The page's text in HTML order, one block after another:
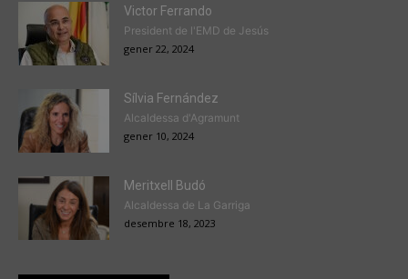
Victor Ferrando
President de l'EMD de Jesús
gener 22, 2024
Sílvia Fernández
Alcaldessa d'Agramunt
gener 10, 2024
Meritxell Budó
Alcaldessa de La Garriga
desembre 18, 2023